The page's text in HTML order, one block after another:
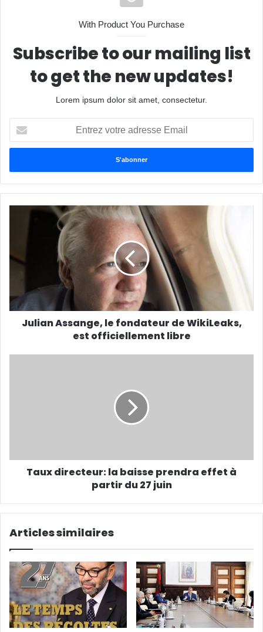
With Product You Purchase
Subscribe to our mailing list
to get the new updates!
Lorem ipsum dolor sit amet, consectetur.
votre
adresse
Julian Assange, le fondateur de WikiLeaks,
est officiellement libre
Taux directeur: la baisse prendra effet à
partir du 27 juin
Articles similaires